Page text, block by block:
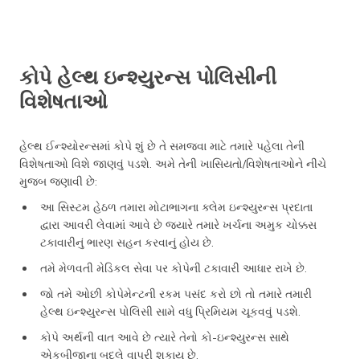
કોપે હેલ્થ ઇન્શ્યુરન્સ પોલિસીની
વિશેષતાઓ
હેલ્થ ઈન્શ્યોરન્સમાં કોપે શું છે તે સમજવા માટે તમારે પહેલા તેની
વિશેષતાઓ વિશે જાણવું પડશે. અમે તેની ખાસિયતો/વિશેષતાઓને નીચે
મુજબ જણાવી છે:
આ સિસ્ટમ હેઠળ તમારા મોટાભાગના ક્લેમ ઇન્શ્યુરન્સ પ્રદાતા
દ્વારા આવરી લેવામાં આવે છે જ્યારે તમારે ખર્ચના અમુક ચોક્કસ
ટકાવારીનું ભારણ સહન કરવાનું હોય છે.
તમે મેળવતી મેડિકલ સેવા પર કોપેની ટકાવારી આધાર રાખે છે.
જો તમે ઓછી કોપેમેન્ટની રકમ પસંદ કરો છો તો તમારે તમારી
હેલ્થ ઇન્શ્યુરન્સ પોલિસી સામે વધુ પ્રિમિયમ ચૂકવવું પડશે.
કોપે અર્થની વાત આવે છે ત્યારે તેનો કો-ઇન્શ્યુરન્સ સાથે
એકબીજાના બદલે વાપરી શકાય છે.